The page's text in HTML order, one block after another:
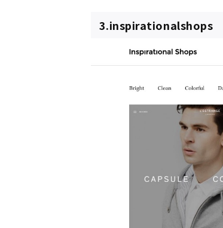
3.inspirationalshops